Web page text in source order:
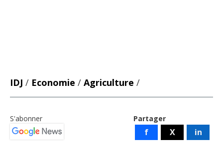
IDJ / Economie / Agriculture /
Partager
f X in
S'abonner